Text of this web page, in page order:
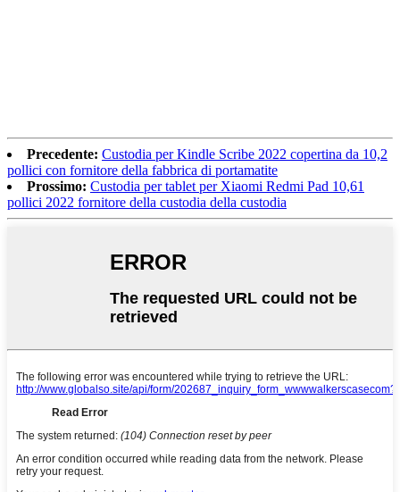
Precedente: Custodia per Kindle Scribe 2022 copertina da 10,2
pollici con fornitore della fabbrica di portamatite
Prossimo: Custodia per tablet per Xiaomi Redmi Pad 10,61
pollici 2022 fornitore della custodia della custodia